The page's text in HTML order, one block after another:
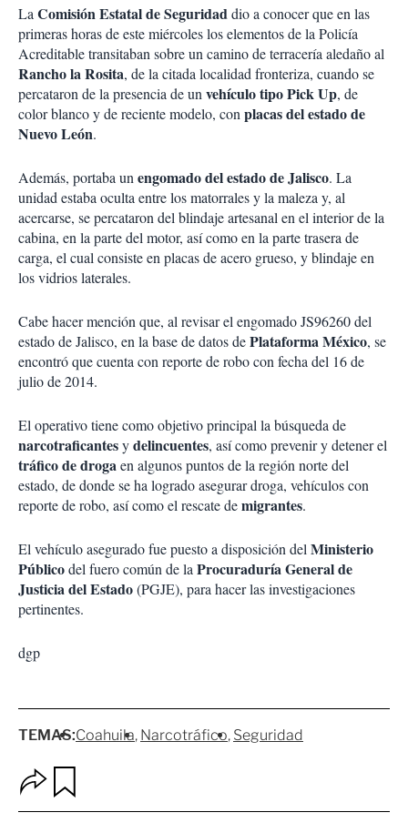
La Comisión Estatal de Seguridaddio a conocer que en las
primeras horas de este miércoles los elementos de la Policía
Acreditable transitaban sobre un camino de terracería aledaño al
Rancho la Rosita, de la citada localidad fronteriza, cuando se
percataron de la presencia de un vehículo tipo Pick Up, de
color blanco y de reciente modelo, con placas del estado de
Nuevo León.
Además, portaba un engomado del estado de Jalisco. La
unidad estaba oculta entre los matorrales y la maleza y, al
acercarse, se percataron del blindaje artesanal en el interior de la
cabina, en la parte del motor, así como en la parte trasera de
carga, el cual consiste en placas de acero grueso, y blindaje en
los vidrios laterales.
Cabe hacer mención que, al revisar el engomado JS96260 del
estado de Jalisco, en la base de datos dePlataforma México, se
encontró que cuenta con reporte de robo con fecha del 16 de
julio de 2014.
El operativo tiene como objetivo principal la búsqueda de
narcotraficantesydelincuentes, así como prevenir y detener el
tráfico de drogaen algunos puntos de la región norte del
estado, de donde se ha logrado asegurar droga, vehículos con
reporte de robo, así como el rescate demigrantes.
El vehículo asegurado fue puesto a disposición del Ministerio
Públicodel fuero común de la Procuraduría General de
Justicia del Estado(PGJE), para hacer las investigaciones
pertinentes.
dgp
TEMAS:Coahuila Narcotráfico Seguridad
p